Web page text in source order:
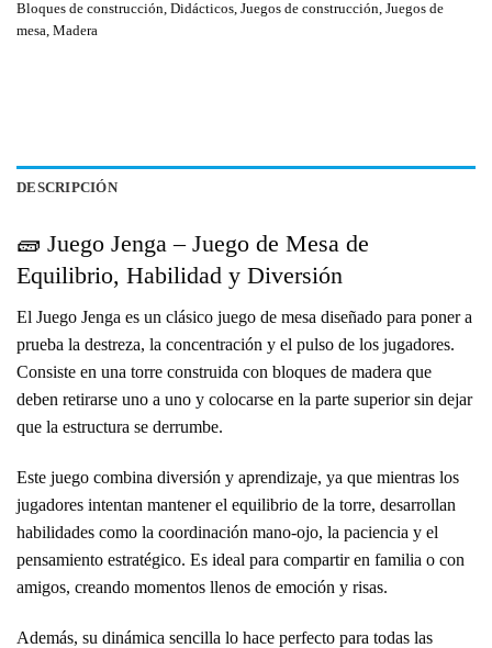
Bloques de construcción, Didácticos, Juegos de construcción, Juegos de
mesa, Madera
DESCRIPCIÓN
🧱 Juego Jenga – Juego de Mesa de
Equilibrio, Habilidad y Diversión
El Juego Jenga es un clásico juego de mesa diseñado para poner a
prueba la destreza, la concentración y el pulso de los jugadores.
Consiste en una torre construida con bloques de madera que
deben retirarse uno a uno y colocarse en la parte superior sin dejar
que la estructura se derrumbe.
Este juego combina diversión y aprendizaje, ya que mientras los
jugadores intentan mantener el equilibrio de la torre, desarrollan
habilidades como la coordinación mano-ojo, la paciencia y el
pensamiento estratégico. Es ideal para compartir en familia o con
amigos, creando momentos llenos de emoción y risas.
Además, su dinámica sencilla lo hace perfecto para todas las